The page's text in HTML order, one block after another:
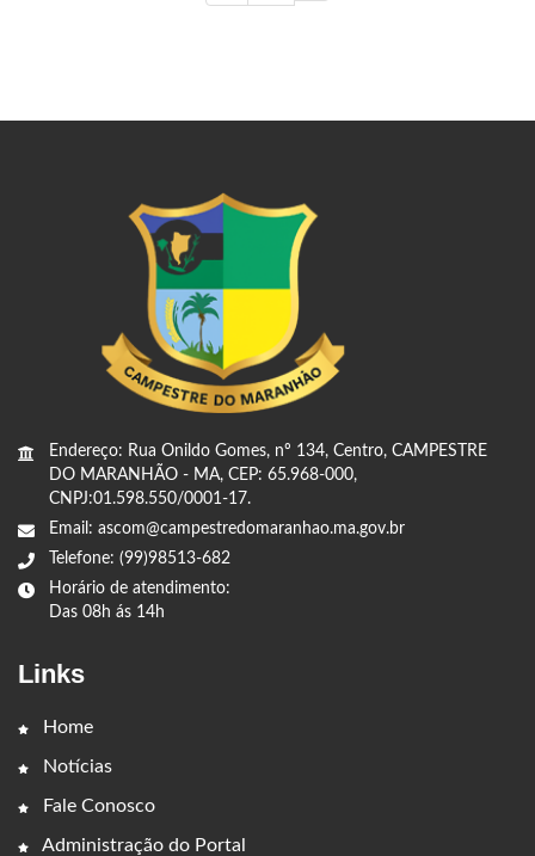
Endereço: Rua Onildo Gomes, nº 134, Centro, CAMPESTRE
DO MARANHÃO - MA, CEP: 65.968-000,
CNPJ:01.598.550/0001-17.
Email: ascom@campestredomaranhao.ma.gov.br
Telefone: (99)98513-682
Horário de atendimento:
Das 08h ás 14h
Links
Home
Notícias
Fale Conosco
Administração do Portal